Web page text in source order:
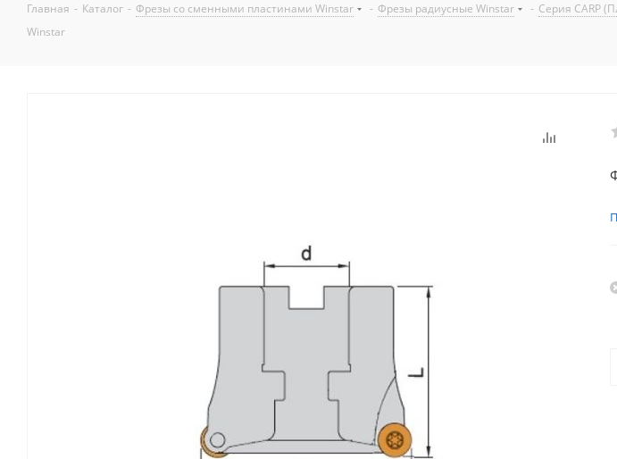
Главная - Каталог - Фрезы со сменными пластинами Winstar - Фрезы радиусные Winstar - Серия CARP
Winstar